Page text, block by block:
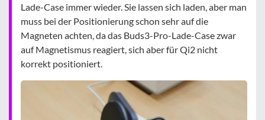
Lade-Case immer wieder. Sie lassen sich laden, aber man
muss bei der Positionierung schon sehr auf die
Magneten achten, da das Buds3-Pro-Lade-Case zwar
auf Magnetismus reagiert, sich aber für Qi2 nicht
korrekt positioniert.